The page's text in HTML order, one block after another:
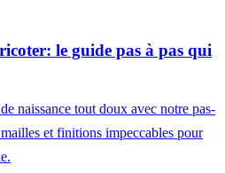
le guide pas à pas qui
naissance tout doux avec notre pas-
et finitions impeccables pour